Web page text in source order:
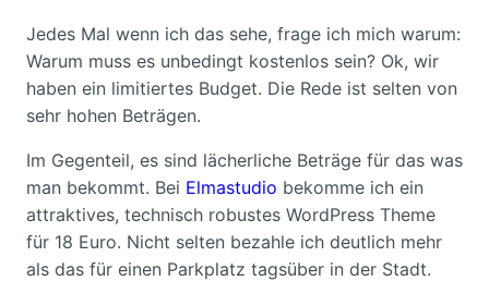
Jedes Mal wenn ich das sehe, frage ich mich warum:
Warum muss es unbedingt kostenlos sein? Ok, wir
haben ein limitiertes Budget. Die Rede ist selten von
sehr hohen Beträgen.
Im Gegenteil, es sind lächerliche Beträge für das was
man bekommt. Bei Elmastudio bekomme ich ein
attraktives, technisch robustes WordPress Theme
für 18 Euro. Nicht selten bezahle ich deutlich mehr
als das für einen Parkplatz tagsüber in der Stadt.